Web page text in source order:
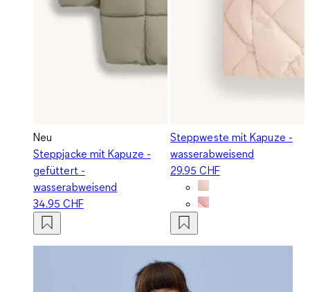
Neu
Steppjacke mit Kapuze -
gefüttert -
wasserabweisend
34.95 CHF
Steppweste mit Kapuze -
wasserabweisend
29.95 CHF